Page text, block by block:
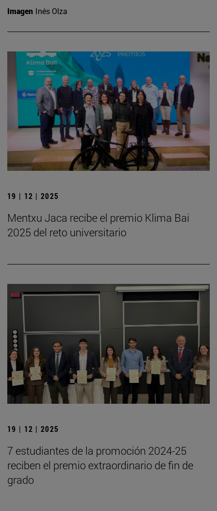
Imagen Inés Olza
19 | 12 | 2025
Mentxu Jaca recibe el premio Klima Bai
2025 del reto universitario
19 | 12 | 2025
7 estudiantes de la promoción 2024-25
reciben el premio extraordinario de fin de
grado